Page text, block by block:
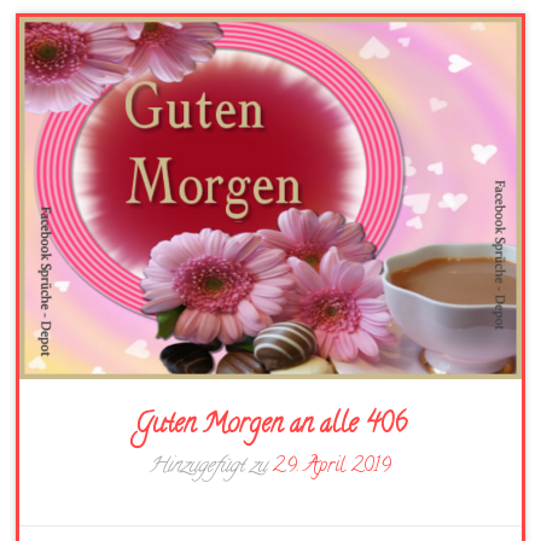
Guten Morgen an alle 406
Hinzugefügt zu29. April 2019